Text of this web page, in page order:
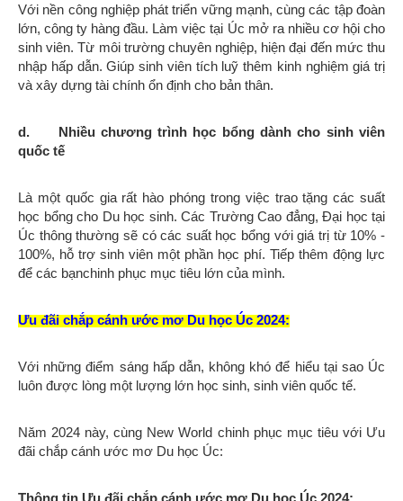
Với nền công nghiệp phát triển vững mạnh, cùng các tập đoàn
lớn, công ty hàng đầu. Làm việc tại Úc mở ra nhiều cơ hội cho
sinh viên. Từ môi trường chuyên nghiệp, hiện đại đến mức thu
nhập hấp dẫn. Giúp sinh viên tích luỹ thêm kinh nghiệm giá trị
và xây dựng tài chính ổn định cho bản thân.
d. Nhiều chương trình học bổng dành cho sinh viên
quốc tế
Là một quốc gia rất hào phóng trong việc trao tặng các suất
học bổng cho Du học sinh. Các Trường Cao đẳng, Đại học tại
Úc thông thường sẽ có các suất học bổng với giá trị từ 10% -
100%, hỗ trợ sinh viên một phần học phí. Tiếp thêm động lực
để các bạnchinh phục mục tiêu lớn của mình.
Ưu đãi chắp cánh ước mơ Du học Úc 2024:
Với những điểm sáng hấp dẫn, không khó để hiểu tại sao Úc
luôn được lòng một lượng lớn học sinh, sinh viên quốc tế.
Năm 2024 này, cùng New World chinh phục mục tiêu với Ưu
đãi chắp cánh ước mơ Du học Úc: